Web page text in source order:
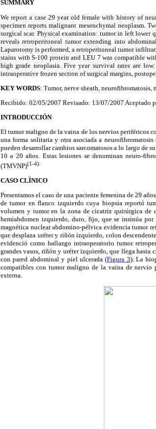
SUMMARY
We report a case 29 year old female with history of
specimen reports malignant mesenchymal neoplasm.
surgical scar. Physical examination: tumor in left lower
reveals retroperitoneal tumor extending into
Laparotomy is performed, a retroperitoneal tumor
stains with S-100 protein and LEU 7 was compatible
high grade neoplasia. Five year survival rates are
intraoperative frozen section of surgical margins,
KEY WORDS: Tumor, nerve sheath, neurofibromatosis,
Recibido: 02/05/2007 Revisado: 13/07/2007 Aceptado
INTRODUCCIÓN
El tumor maligno de la vaina de los nervios periféricos
una forma solitaria y otra asociada a
pueden desarrollar cambios sarcomatosos a lo largo de
10 a 20 años. Estas lesiones se denominan neuro-
(TMVNP)(1-4).
CASO CLÍNICO
Presentamos el caso de una paciente femenina de 29
de tumor en flanco izquierdo cuya biopsia reportó
volumen y tumor en la zona de cicatriz quirúrgica de
hemiabdomen izquierdo, duro, fijo, que se insinúa
magnética nuclear abdomino-pélvica evidencia tumor
que desplaza uréter y riñón izquierdo, colon
evidenció como hallazgo intraoperatorio tumor
grandes vasos, riñón y uréter izquierdo, que llega
con pared abdominal y piel ulcerada (Figura 3). La
compatibles con tumor maligno de la vaina de nervio
externa.